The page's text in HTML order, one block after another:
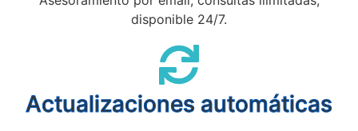
disponible 24/7.
Actualizaciones automáticas